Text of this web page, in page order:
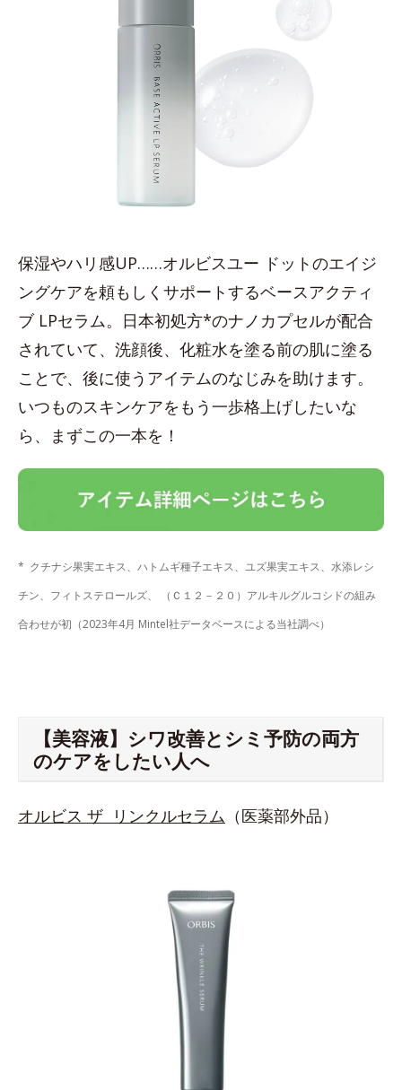
保湿やハリ感UP……オルビスユー ドットのエイジ
ングケアを頼もしくサポートするベースアクティ
ブ LPセラム。日本初処方*のナノカプセルが配合
されていて、洗顔後、化粧水を塗る前の肌に塗る
ことで、後に使うアイテムのなじみを助けます。
いつものスキンケアをもう一歩格上げしたいな
ら、まずこの一本を！
* クチナシ果実エキス、ハトムギ種子エキス、ユズ果実エキス、水添レシ
チン、フィトステロールズ、 （Ｃ１２－２０）アルキルグルコシドの組み
合わせが初（2023年4月 Mintel社データベースによる当社調べ）
【美容液】シワ改善とシミ予防の両方
のケアをしたい人へ
オルビス ザ リンクルセラム （医薬部外品）